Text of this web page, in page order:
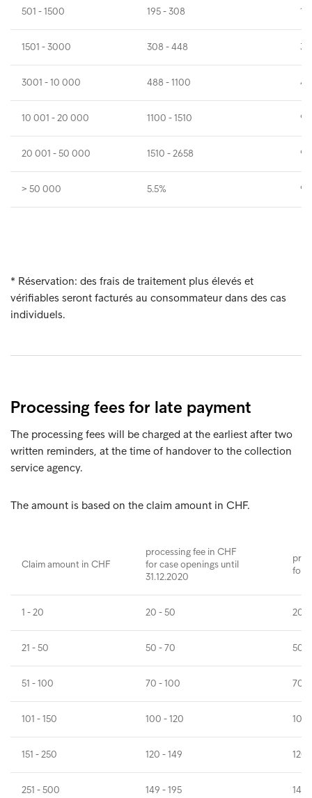
501 - 1500 195 - 308
1501 - 3000 308 - 448
3001 - 10 000 488 - 1100
10 001 - 20 000 1100 - 1510
20 001 - 50 000 1510 - 2658
> 50 000 5.5%
* Réservation: des frais de traitement plus élevés et
vérifiables seront facturés au consommateur dans des cas
individuels.
Processing fees for late payment
The processing fees will be charged at the earliest after two
written reminders, at the time of handover to the collection
service agency.
The amount is based on the claim amount in CHF.
Claim amount in CHF
processing fee in CHF
for case openings until
31.12.2020
for
1 - 20 20 - 50 20 -
21 - 50 50 - 70 50 -
51 - 100 70 - 100 70 -
101 - 150 100 - 120 100
151 - 250 120 - 149 120
251 - 500 149 - 195 149